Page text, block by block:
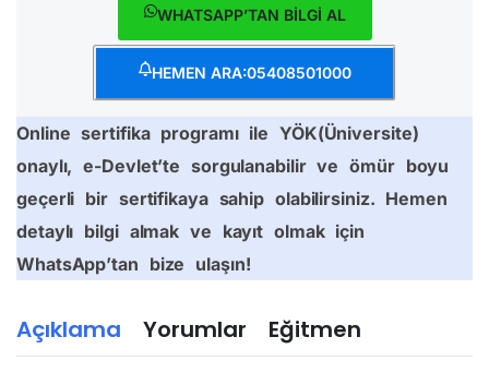
Açıklama Yorumlar Eğitmen
WHATSAPP’TAN BİLGİ AL
HEMEN ARA:05408501000
Online sertifika programı ile YÖK(Üniversite)
onaylı, e-Devlet’te sorgulanabilir ve ömür boyu
geçerli bir sertifikaya sahip olabilirsiniz. Hemen
detaylı bilgi almak ve kayıt olmak için
WhatsApp’tan bize ulaşın!